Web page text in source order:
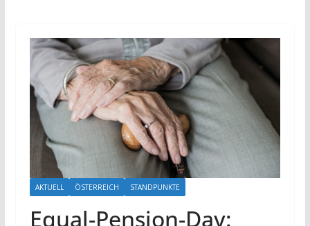
AKTUELL ÖSTERREICH STANDPUNKTE
Equal-Pension-Day: